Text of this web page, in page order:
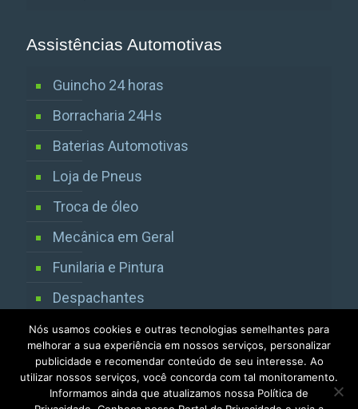
Assistências Automotivas
Guincho 24 horas
Borracharia 24Hs
Baterias Automotivas
Loja de Pneus
Troca de óleo
Mecânica em Geral
Funilaria e Pintura
Despachantes
Vistorias Detran SP
Nós usamos cookies e outras tecnologias semelhantes para
melhorar a sua experiência em nossos serviços, personalizar
publicidade e recomendar conteúdo de seu interesse. Ao
utilizar nossos serviços, você concorda com tal monitoramento.
Informamos ainda que atualizamos nossa Política de